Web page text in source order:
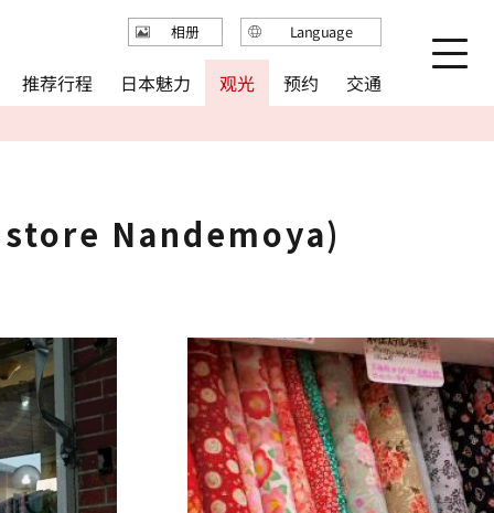
Nandemoya)
推荐行程 日本魅力 观光 预约 交通
相册 Language
English
简体中文